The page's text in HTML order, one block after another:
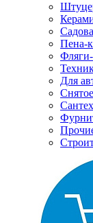
Пена-
Для